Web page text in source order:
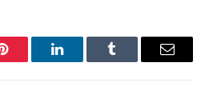
Pinterest LinkedInTumblr Email